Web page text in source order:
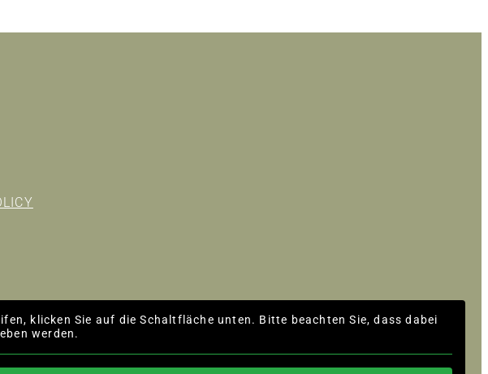
klicken Sie auf die Schaltfläche unten. Bitte beachten Sie, dass dabei
werden.